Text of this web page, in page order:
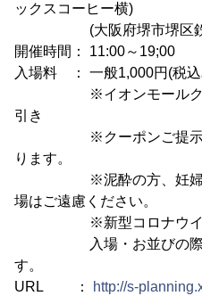
ックスコーヒー横)
(大阪府堺市堺区鉄
開催時間： 11:00～19;00
入場料 ： 一般1,000円(税
※イオンモールクーポ
引き
※クーポンご提示いた
ります。
※泥酔の方、妊婦の方
場はご遠慮ください。
※新型コロナウイルス
入場・お並びの際は
す。
URL ：
http://s-